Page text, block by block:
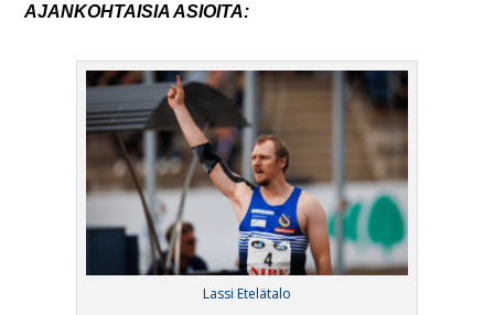
AJANKOHTAISIA ASIOITA:
Lassi Etelätalo